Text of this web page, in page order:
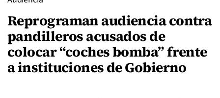
Reprograman audiencia contra
pandilleros acusados de
colocar “coches bomba” frente
a instituciones de Gobierno